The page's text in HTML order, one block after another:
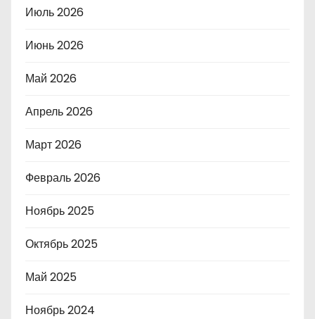
Июль 2026
Июнь 2026
Май 2026
Апрель 2026
Март 2026
Февраль 2026
Ноябрь 2025
Октябрь 2025
Май 2025
Ноябрь 2024